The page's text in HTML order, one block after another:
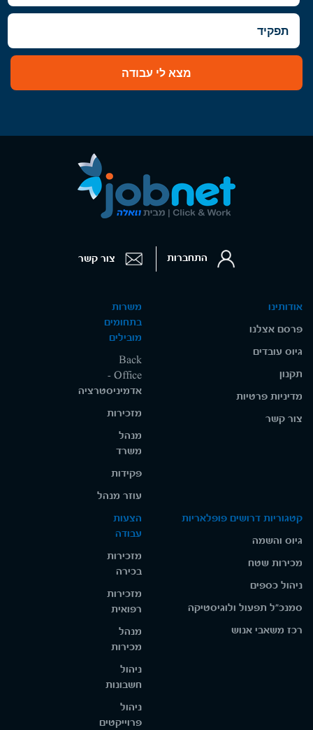
מצא לי עבודה
אודותינו
פרסם אצלנו
גיוס עובדים
תקנון
מדיניות פרטיות
צור קשר
משרות
בתחומים
מובילים
Back
Office -
אדמיניסטרציה
מזכירות
מנהל
משרד
פקידות
עוזר מנהל
קטגוריות דרושים פופלאריות
גיוס והשמה
מכירות שטח
ניהול כספים
סמנכ"ל תפעול ולוגיסטיקה
רכז משאבי אנוש
הצעות
עבודה
מזכירות
בכירה
מזכירות
רפואית
מנהל
מכירות
ניהול
חשבונות
ניהול
פרוייקטים